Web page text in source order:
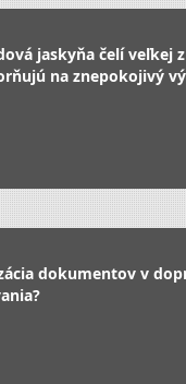
jaskyňa čelí veľkej
na znepokojivý
dokumentov v